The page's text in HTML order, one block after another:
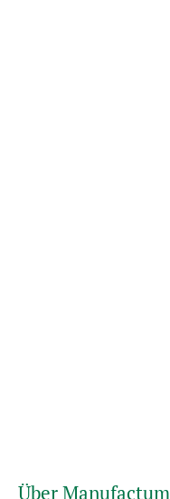
Über Manufactum